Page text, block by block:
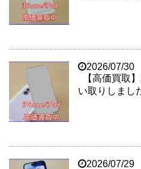
2026/07/30
【高価買取
い取りしまし
2026/07/29